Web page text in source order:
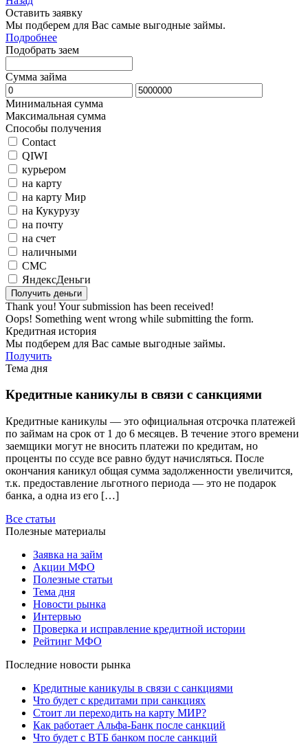
Оставить заявку
Мы подберем для Вас самые выгодные займы.
Подробнее
Подобрать заем
Сумма займа
Минимальная сумма
Максимальная сумма
Способы получения
Contact
QIWI
курьером
на карту
на карту Мир
на Кукурузу
на почту
на счет
наличными
СМС
ЯндексДеньги
Thank you! Your submission has been received!
Oops! Something went wrong while submitting the form.
Кредитная история
Мы подберем для Вас самые выгодные займы.
Получить
Тема дня
Кредитные каникулы в связи с санкциями
Кредитные каникулы — это официальная отсрочка платежей
по займам на срок от 1 до 6 месяцев. В течение этого времени
заемщики могут не вносить платежи по кредитам, но
проценты по ссуде все равно будут начисляться. После
окончания каникул общая сумма задолженности увеличится,
т.к. предоставление льготного периода — это не подарок
банка, а одна из его […]
Все статьи
Полезные материалы
Заявка на займ
Акции МФО
Полезные статьи
Тема дня
Новости рынка
Интервью
Проверка и исправление кредитной истории
Рейтинг МФО
Последние новости рынка
Кредитные каникулы в связи с санкциями
Что будет с кредитами при санкциях
Стоит ли переходить на карту МИР?
Как работает Альфа-Банк после санкций
Что будет с ВТБ банком после санкций